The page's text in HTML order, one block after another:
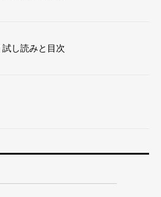
試し読みと目次